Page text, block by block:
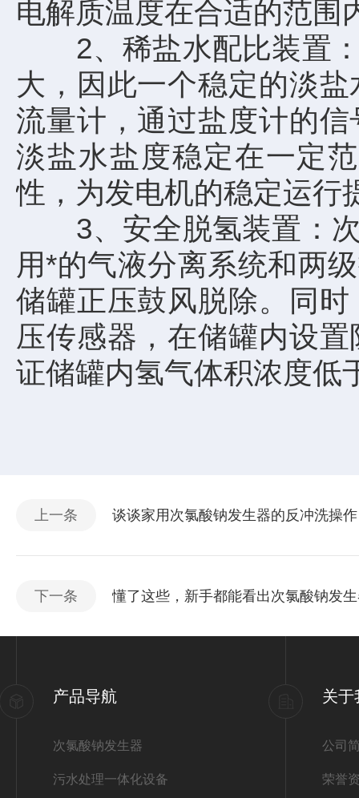
电解质温度在合适的范围
2、稀盐水配比装置：
大，因此一个稳定的淡
流量计，通过盐度计的
淡盐水盐度稳定在一定
性，为发电机的稳定运行
3、安全脱氢装置：次
用*的气液分离系统和两
储罐正压鼓风脱除。同
压传感器，在储罐内设
证储罐内氢气体积浓度低
上一条 谈谈家用次氯酸钠发生器的反冲洗操作
下一条 懂了这些，新手都能看出次氯酸钠发
产品导航
次氯酸钠发生器
污水处理一体化设备
关于
公司
荣誉